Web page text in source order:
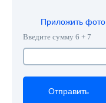
Приложить фото
Введите сумму 6 + 7
Отправить
Отправить
Отправить